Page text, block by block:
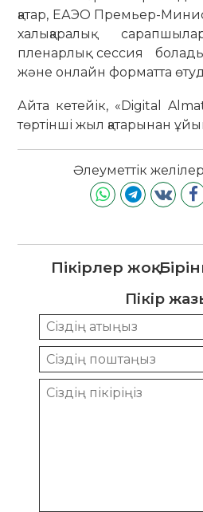
қатар, ЕАЭО Премьер-
халықаралық
пленарлық сессия
және онлайн форматта
Айта кетейік, «Digital
төртінші жыл қатарынан
Әлеуметтік
Пікірлер жоқ.
Пікір